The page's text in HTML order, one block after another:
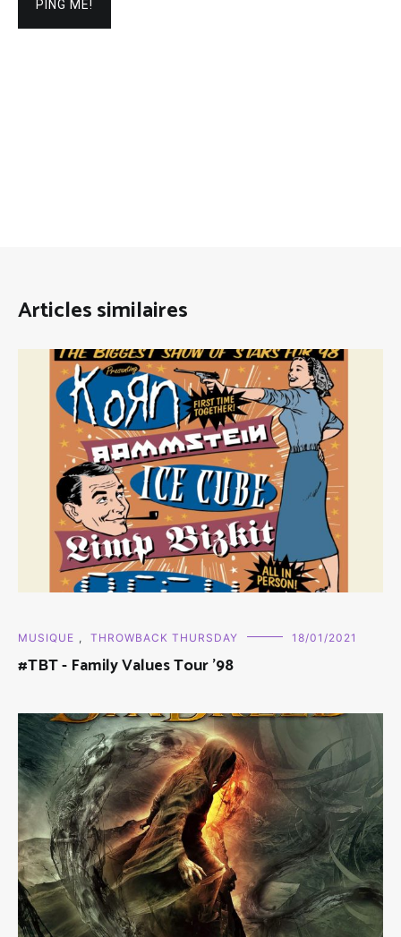
Articles similaires
MUSIQUE , THROWBACK THURSDAY 18/01/2021
#TBT - Family Values Tour '98